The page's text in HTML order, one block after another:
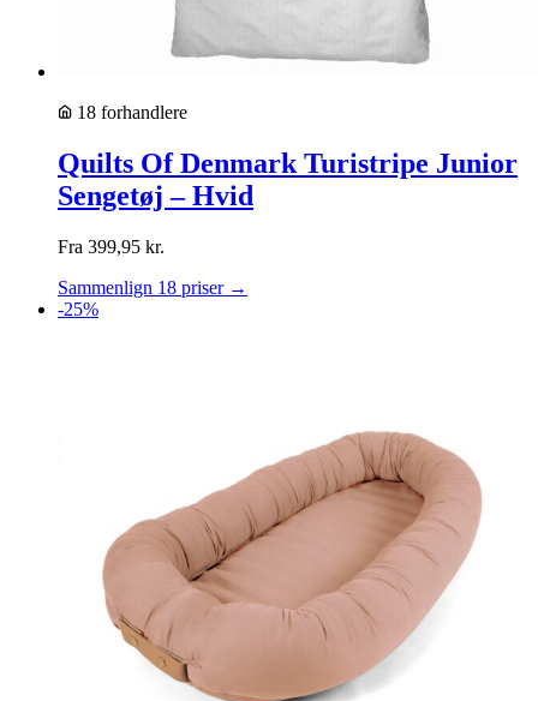
18 forhandlere
Quilts Of Denmark Turistripe Junior
Sengetøj – Hvid
Fra 399,95 kr.
Sammenlign 18 priser →
-25%